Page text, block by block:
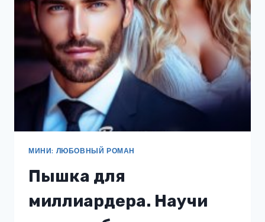
МИНИ: ЛЮБОВНЫЙ РОМАН
Пышка для
миллиардера. Научи